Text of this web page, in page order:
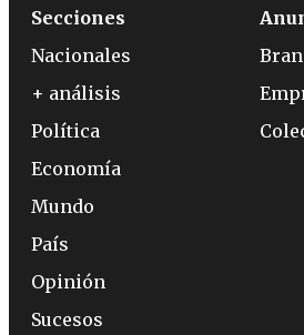
Secciones
Nacionales
+ análisis
Política
Economía
Mundo
País
Opinión
Sucesos